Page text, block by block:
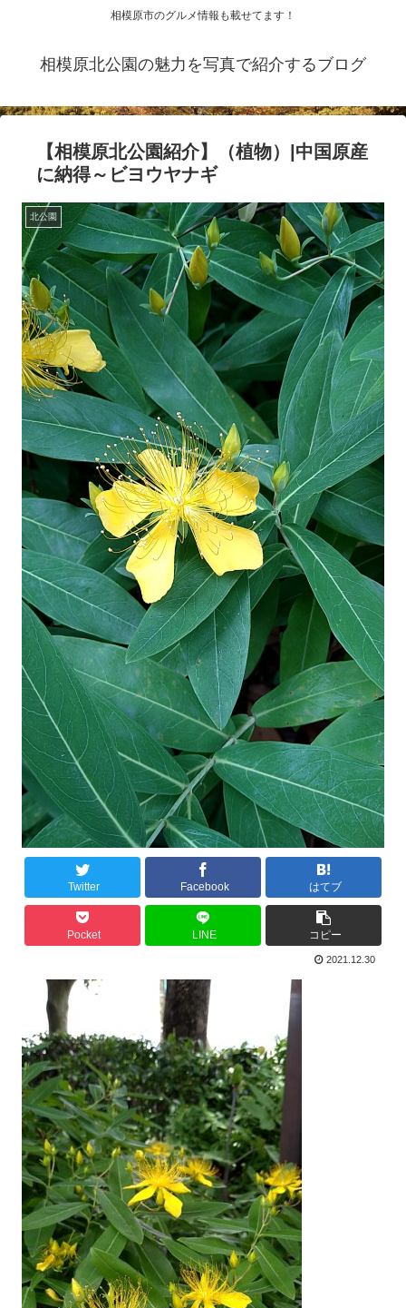
相模原市のグルメ情報も載せてます！
相模原北公園の魅力を写真で紹介するブログ
【相模原北公園紹介】（植物）|中国原産
に納得～ビヨウヤナギ
北公園
Twitter Facebook はてブ
Pocket LINE コピー
2021.12.30